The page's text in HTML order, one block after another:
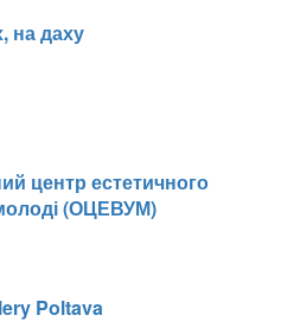
на даху
центр естетичного
(ОЦЕВУМ)
Poltava